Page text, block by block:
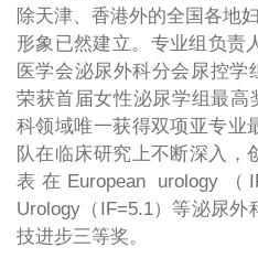
除天津、香港外的全国各地
形象已然建立。专业组负责
医学会泌尿外科分会尿控学
荣获首届女性泌尿学组最高
科领域唯一获得双项亚专业
队在临床研究上不断深入，
表在European urology（
Urology（IF=5.1）等泌尿
技进步三等奖。